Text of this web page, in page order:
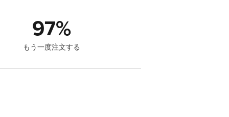
97%
もう一度注文する